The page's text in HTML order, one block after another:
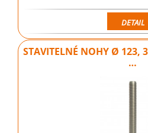
DETAIL
STAVITELNÉ NOHY Ø 123,
…